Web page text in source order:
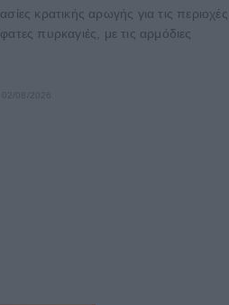
κρατικής αρωγής για τις περιοχές
πυρκαγιές, με τις αρμόδιες